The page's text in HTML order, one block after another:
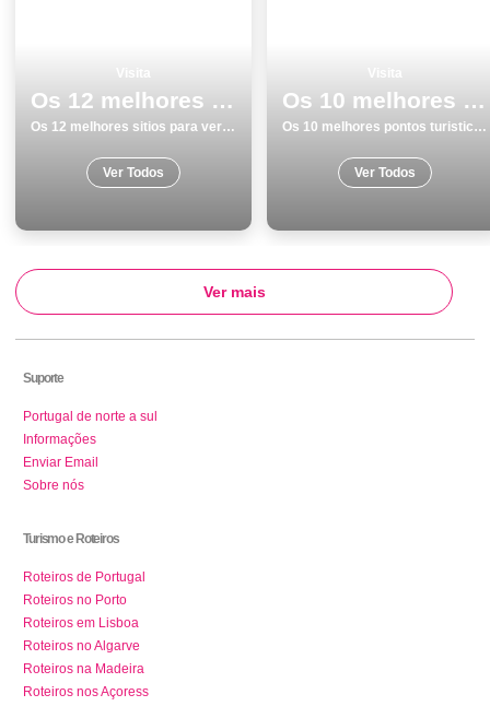
Os 12 melhores sitios para ver e visitar em Coimbra
Os 12 melhores sitios para ver e visitar em Coimbra
Ver Todos
Os 10 melhores pontos turisticos e passeios em SetÃºbal
Os 10 melhores pontos turisticos e passeios em SetÃºbal
Ver Todos
Ver mais
Suporte
Portugal de norte a sul
Informações
Enviar Email
Sobre nós
Turismo e Roteiros
Roteiros de Portugal
Roteiros no Porto
Roteiros em Lisboa
Roteiros no Algarve
Roteiros na Madeira
Roteiros nos Açoress